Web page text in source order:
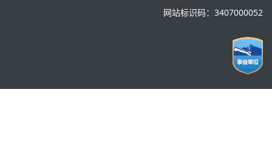
网站标识码：3407000052